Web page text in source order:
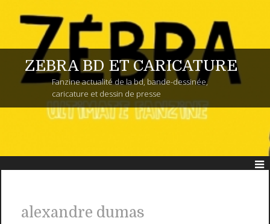
ZEBRA BD ET CARICATURE
Fanzine actualité de la bd, bande-dessinée,
caricature et dessin de presse
alexandre dumas